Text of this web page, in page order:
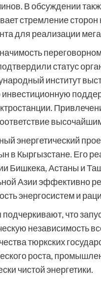
В обсуждении
стремление
для реализации
статус
институт
инвестиционную
энергетический
в Кыргызстане. Его
Бишкека, Астаны и
Азии эффективно
энергосистем и
что
независимость
тюркских
роста,
чистой энергетики.